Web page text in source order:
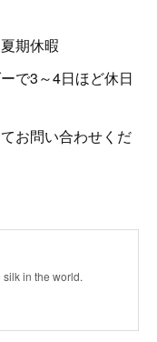
期休暇
4日ほど休日
お問い合わせくだ
silk in the world.